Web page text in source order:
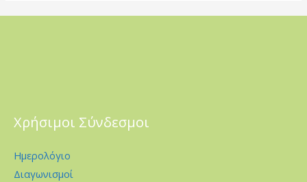
Χρήσιμοι Σύνδεσμοι
Ημερολόγιο
Διαγωνισμοί